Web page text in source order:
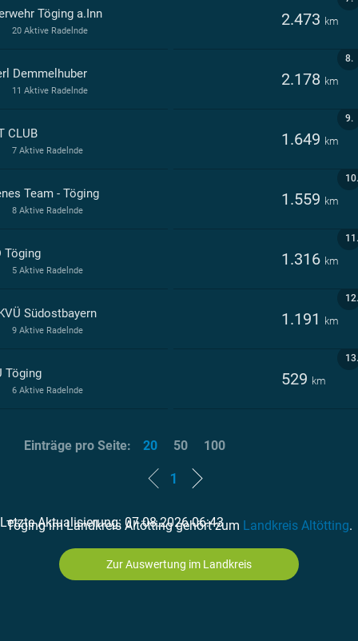
Töging a.Inn 2.473 km
20 Aktive Radelnde
8.
Demmelhuber 2.178 km
11 Aktive Radelnde
9.
CLUB 1.649 km
7 Aktive Radelnde
10.
Team - Töging 1.559 km
8 Aktive Radelnde
11.
Töging 1.316 km
5 Aktive Radelnde
12.
Südostbayern 1.191 km
9 Aktive Radelnde
13.
Töging 529 km
6 Aktive Radelnde
1
Letzte Aktualisierung: 07.08.2026 06:43
Einträge pro Seite: 20 50 100
Töging im Landkreis Altötting gehört zum Landkreis Altötting.
Zur Auswertung im Landkreis